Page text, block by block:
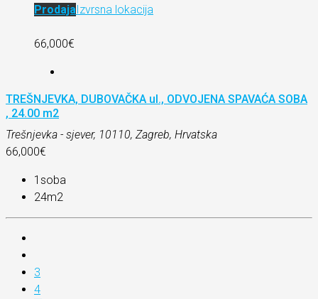
Prodaja Izvrsna lokacija
66,000€
TREŠNJEVKA, DUBOVAČKA ul., ODVOJENA SPAVAĆA SOBA
, 24.00 m2
Trešnjevka - sjever, 10110, Zagreb, Hrvatska
66,000€
1 soba
24m2
3
4